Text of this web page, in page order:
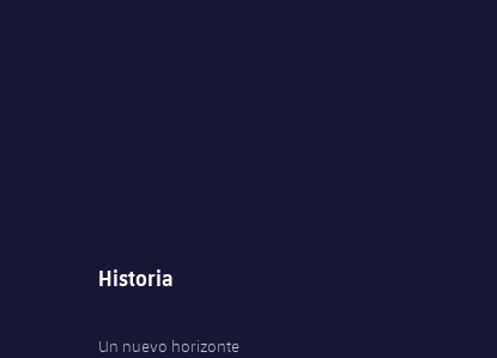
Historia
Un nuevo horizonte